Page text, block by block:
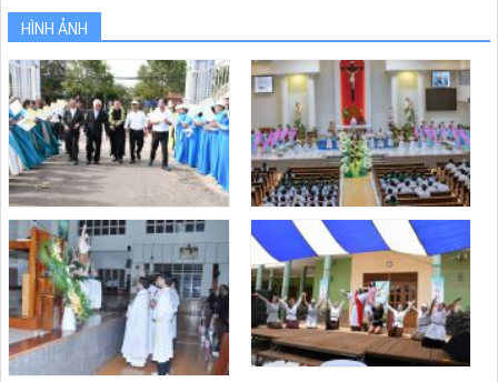
HÌNH ẢNH